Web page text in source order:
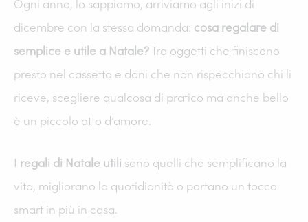
Ogni anno, lo sappiamo, arriviamo agli inizi di
dicembre con la stessa domanda: cosa regalare di
semplice e utile a Natale?Tra oggetti che finiscono
presto nel cassetto e doni che non rispecchiano chi li
riceve, scegliere qualcosa di pratico ma anche bello
è un piccolo atto d’amore.
I regali di Natale utili sono quelli che semplificano la
vita, migliorano la quotidianità o portano un tocco
smart in più in casa.